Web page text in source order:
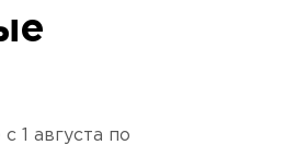
1 августа по